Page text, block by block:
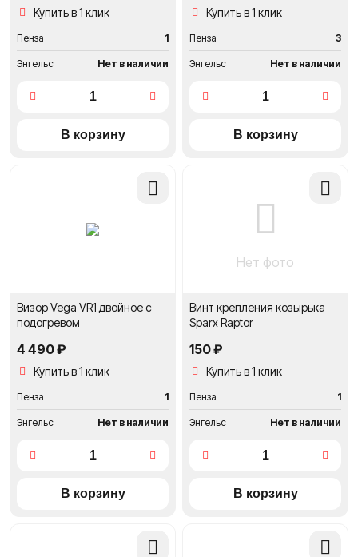
Купить в 1 клик
Пенза 1
Энгельс Нет в наличии
Купить в 1 клик
Пенза 3
Энгельс Нет в наличии
Добавить
Визор Vega VR1 двойное с
подогревом
4 490 ₽
Купить в 1 клик
Пенза 1
Энгельс Нет в наличии
Нет фото
Винт крепления козырька
Sparx Raptor
150 ₽
Купить в 1 клик
Пенза 1
Энгельс Нет в наличии
Добавить